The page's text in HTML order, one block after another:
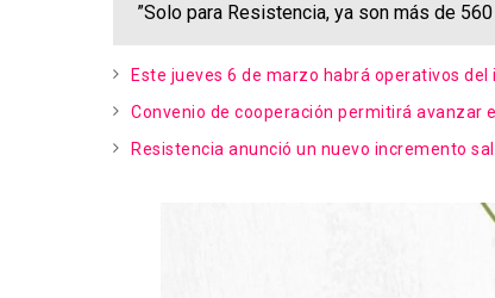
”Solo para Resistencia, ya son más de
Este jueves 6 de marzo habrá operativos
Convenio de cooperación permitirá avanzar
Resistencia anunció un nuevo incremento